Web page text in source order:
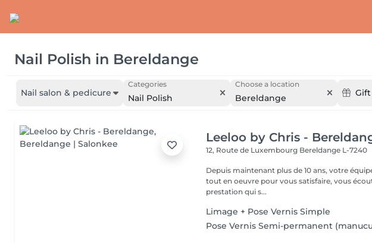
Nail Polish in Bereldange
Nail salon & pedicure
Categories
Nail Polish
Choose a location
Bereldange
Leeloo by Chris -
12, Route de Luxembourg Bereldange L-7240
Depuis maintenant plus de 10 ans, votre
tout en oeuvre pour vous satisfaire, vous
prestation qui s...
Limage + Pose Vernis Simple
Pose Vernis Semi-permanent